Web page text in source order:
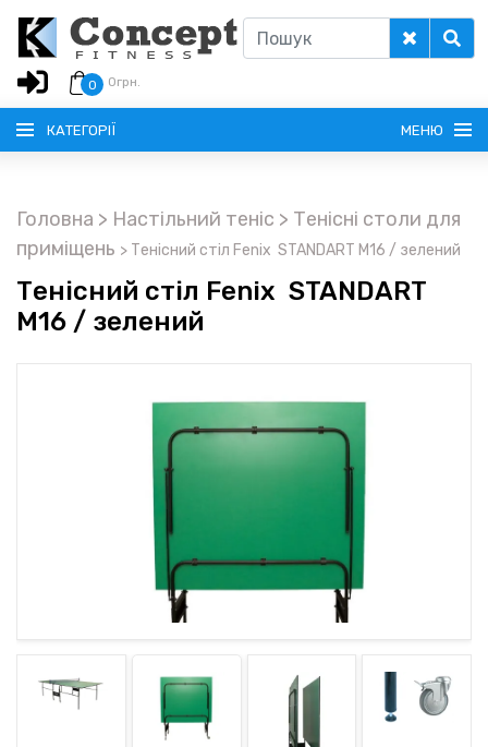
0 0грн.
КАТЕГОРІЇ МЕНЮ
РУССКИЙ
ГОЛОВНА
(093) 170-98-23
Головна > Настільний теніс > Тенісні столи для
приміщень > Тенісний стіл Fenix ​​ STANDART M16 / зелений
Тенісний стіл Fenix ​​ STANDART
M16 / зелений